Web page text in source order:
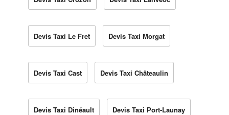
Devis Taxi Le Fret Devis Taxi Morgat
Devis Taxi Cast Devis Taxi Châteaulin
Devis Taxi Dinéault Devis Taxi Port-Launay